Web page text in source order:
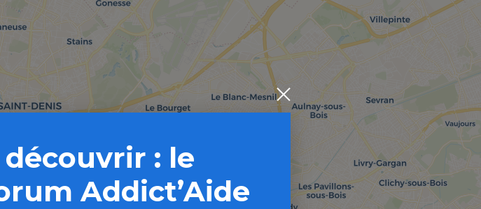
découvrir : le
Addict’Aide